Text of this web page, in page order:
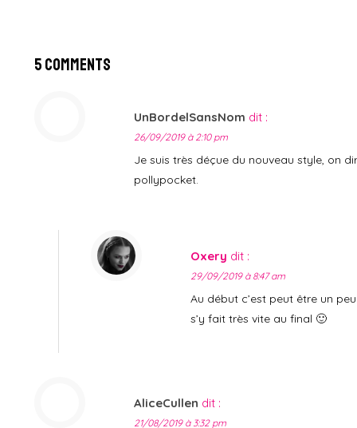
5 Comments
UnBordelSansNom dit :
26/09/2019 à 2:10 pm
Je suis très déçue du nouveau style, on
pollypocket.
Oxery dit :
29/09/2019 à 8:47 am
Au début c’est peut être un
s’y fait très vite au final 🙂
AliceCullen dit :
21/08/2019 à 3:32 pm